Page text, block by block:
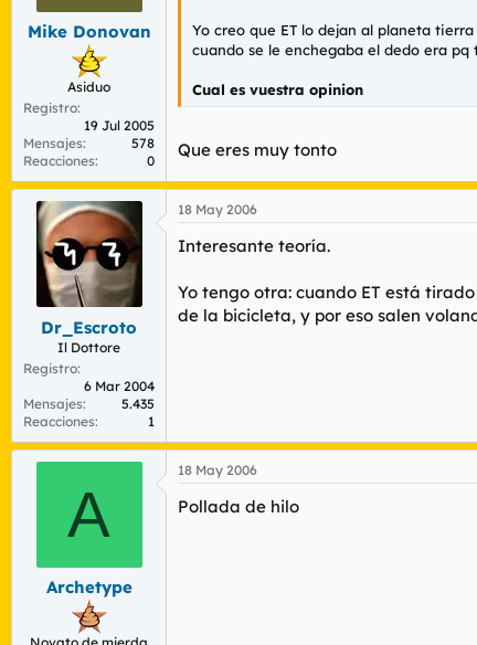
Mike Donovan
Asiduo
Registro
19 Jul 2005
Mensajes
578
Reacciones
0
Yo creo que ET lo dejan al planeta
cuando se le enchegaba el dedo era pq
Cual es vuestra opinion
Que eres muy tonto
Dr_Escroto
Il Dottore
Registro
6 Mar 2004
Mensajes
5.435
Reacciones
1
18 May 2006
Interesante teoría.
Yo tengo otra: cuando ET está
de la bicicleta, y por eso salen
A
Archetype
18 May 2006
Pollada de hilo